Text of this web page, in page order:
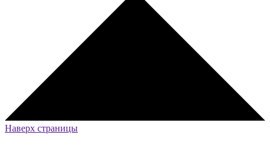
Наверх страницы